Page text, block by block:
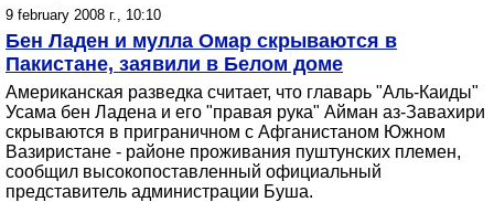
9 february 2008 г., 10:10
Бен Ладен и мулла Омар скрываются в
Пакистане, заявили в Белом доме
Американская разведка считает, что главарь "Аль-Каиды"
Усама бен Ладена и его "правая рука" Айман аз-Завахири
скрываются в приграничном с Афганистаном Южном
Вазиристане - районе проживания пуштунских племен,
сообщил высокопоставленный официальный
представитель администрации Буша.